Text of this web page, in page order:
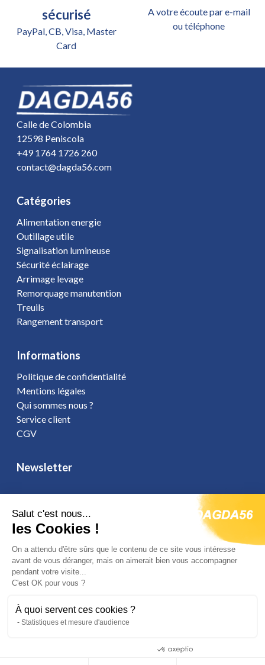
sécurisé
PayPal, CB, Visa, Master
Card
A votre écoute par e-mail
ou téléphone
Calle de Colombia
12598 Peniscola
+49 1764 1726 260
contact@dagda56.com
Catégories
Alimentation energie
Outillage utile
Signalisation lumineuse
Sécurité éclairage
Arrimage levage
Remorquage manutention
Treuils
Rangement transport
Informations
Politique de confidentialité
Mentions légales
Qui sommes nous ?
Service client
CGV
Newsletter
Vous affirmez avoir pris connaissance de notre
politique de
. Vous disposez d'un droit d'accès, de rectification et
d'opposition.
Suivez-nous
Salut c'est nous...
les Cookies !
On a attendu d'être sûrs que le contenu de ce site vous intéresse
avant de vous déranger, mais on aimerait bien vous accompagner
pendant votre visite...
C'est OK pour vous ?
À quoi servent ces cookies ?
Statistiques et mesure d'audience